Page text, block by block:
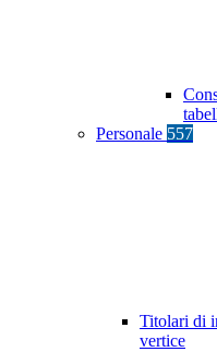
Personale 557
Titolari di
vertice